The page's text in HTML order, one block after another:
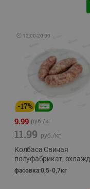
🕘 12:00-20:00
-17%
9.99 руб./кг
11.99 руб./кг
Колбаса Свиная
полуфабрикат, охлажд
фасовка:0,5-0,7кг